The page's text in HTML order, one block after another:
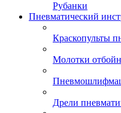
Рубанки
Пневматический
Краскопульты
Молотки
Дрели